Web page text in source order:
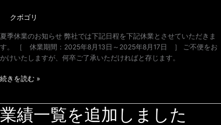
クボゴリ
夏季休業のお知らせ 弊社では下記日程を下記休業とさせていただきま
す。 ［ 休業期間：2025年8月13日～2025年8月17日 ］ ご不便をお
かけいたしますが、何卒ご了承いただければと存じます。
知
ら
せ
続きを読む »
業績一覧を追加しました
業
績